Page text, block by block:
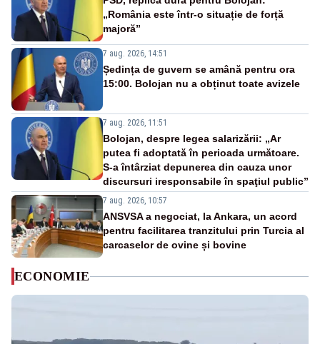
„România este într-o situație de forță
majoră”
7 aug. 2026, 14:51
Ședința de guvern se amână pentru ora
15:00. Bolojan nu a obținut toate avizele
7 aug. 2026, 11:51
Bolojan, despre legea salarizării: „Ar
putea fi adoptată în perioada următoare.
S-a întârziat depunerea din cauza unor
discursuri iresponsabile în spaţiul public”
7 aug. 2026, 10:57
ANSVSA a negociat, la Ankara, un acord
pentru facilitarea tranzitului prin Turcia al
carcaselor de ovine și bovine
ECONOMIE